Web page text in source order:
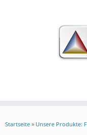
Inhalt
Startseite » Unsere Produkte: